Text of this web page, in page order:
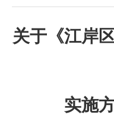
关于 《江岸
实施